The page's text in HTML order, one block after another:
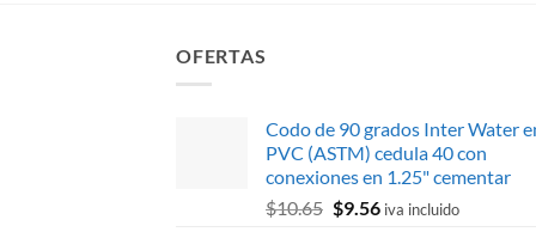
OFERTAS
Codo de 90 grados Inter Water
PVC (ASTM) cedula 40 con
conexiones en 1.25" cementar
$10.65 El
$9.56Eliva incluido